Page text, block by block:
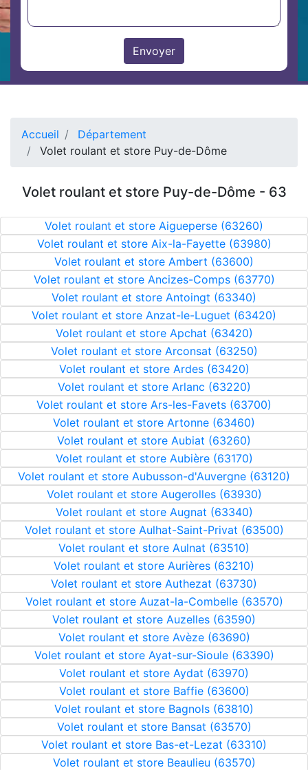
Accueil
Département
Volet roulant et store Puy-de-Dôme
Volet roulant et store Puy-de-Dôme - 63
Volet roulant et store Aigueperse (63260)
Volet roulant et store Aix-la-Fayette (63980)
Volet roulant et store Ambert (63600)
Volet roulant et store Ancizes-Comps (63770)
Volet roulant et store Antoingt (63340)
Volet roulant et store Anzat-le-Luguet (63420)
Volet roulant et store Apchat (63420)
Volet roulant et store Arconsat (63250)
Volet roulant et store Ardes (63420)
Volet roulant et store Arlanc (63220)
Volet roulant et store Ars-les-Favets (63700)
Volet roulant et store Artonne (63460)
Volet roulant et store Aubiat (63260)
Volet roulant et store Aubière (63170)
Volet roulant et store Aubusson-d'Auvergne (63120)
Volet roulant et store Augerolles (63930)
Volet roulant et store Augnat (63340)
Volet roulant et store Aulhat-Saint-Privat (63500)
Volet roulant et store Aulnat (63510)
Volet roulant et store Aurières (63210)
Volet roulant et store Authezat (63730)
Volet roulant et store Auzat-la-Combelle (63570)
Volet roulant et store Auzelles (63590)
Volet roulant et store Avèze (63690)
Volet roulant et store Ayat-sur-Sioule (63390)
Volet roulant et store Aydat (63970)
Volet roulant et store Baffie (63600)
Volet roulant et store Bagnols (63810)
Volet roulant et store Bansat (63570)
Volet roulant et store Bas-et-Lezat (63310)
Volet roulant et store Beaulieu (63570)